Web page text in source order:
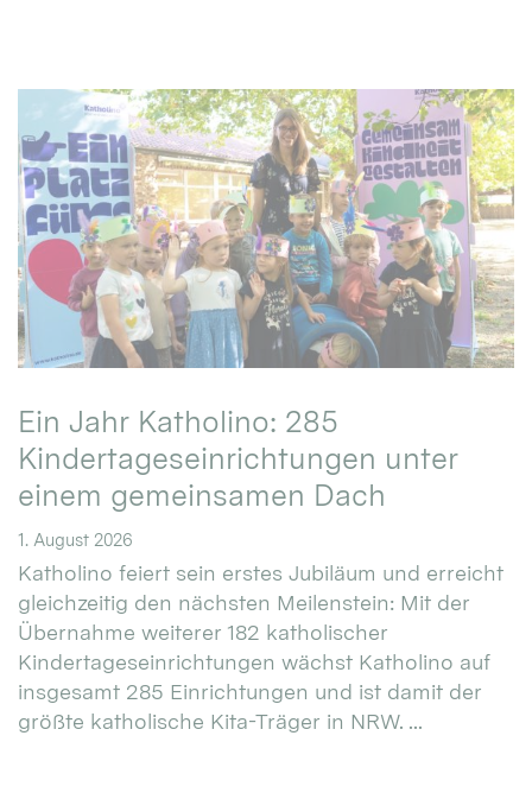
Ein Jahr Katholino: 285
Kindertageseinrichtungen unter
einem gemeinsamen Dach
1. August 2026
Katholino feiert sein erstes Jubiläum und erreicht
gleichzeitig den nächsten Meilenstein: Mit der
Übernahme weiterer 182 katholischer
Kindertageseinrichtungen wächst Katholino auf
insgesamt 285 Einrichtungen und ist damit der
größte katholische Kita-Träger in NRW. ...